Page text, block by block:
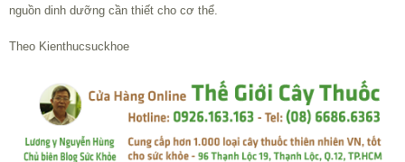
nguồn dinh dưỡng cần thiết cho cơ thể.
Theo Kienthucsuckhoe